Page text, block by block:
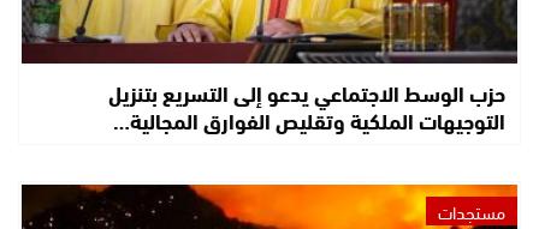
حزب الوسط الاجتماعي يدعو إلى التسريع بتنزيل
التوجيهات الملكية وتقليص الفوارق المجالية…
مستجدات